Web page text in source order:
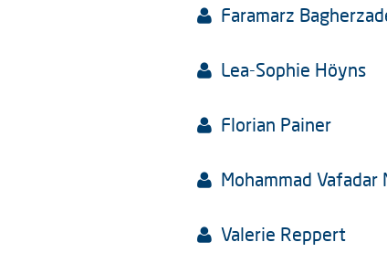
Faramarz
Lea-Sophie Höyns
Florian Painer
Mohammad
Valerie Reppert